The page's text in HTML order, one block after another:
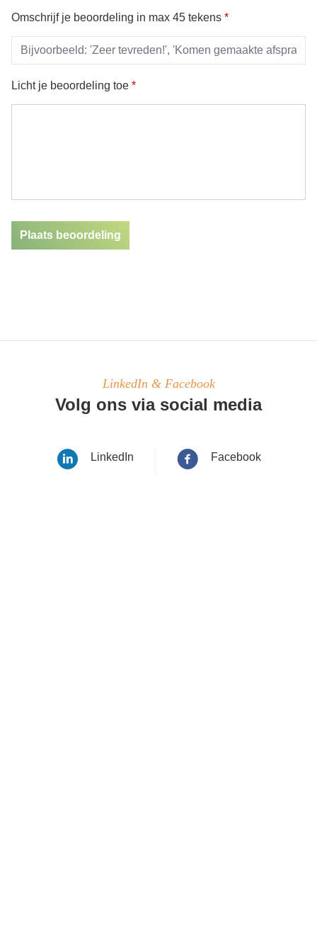
Omschrijf je beoordeling in max 45 tekens *
Licht je beoordeling toe *
Plaats beoordeling
LinkedIn & Facebook
Volg ons via social media
LinkedIn Facebook